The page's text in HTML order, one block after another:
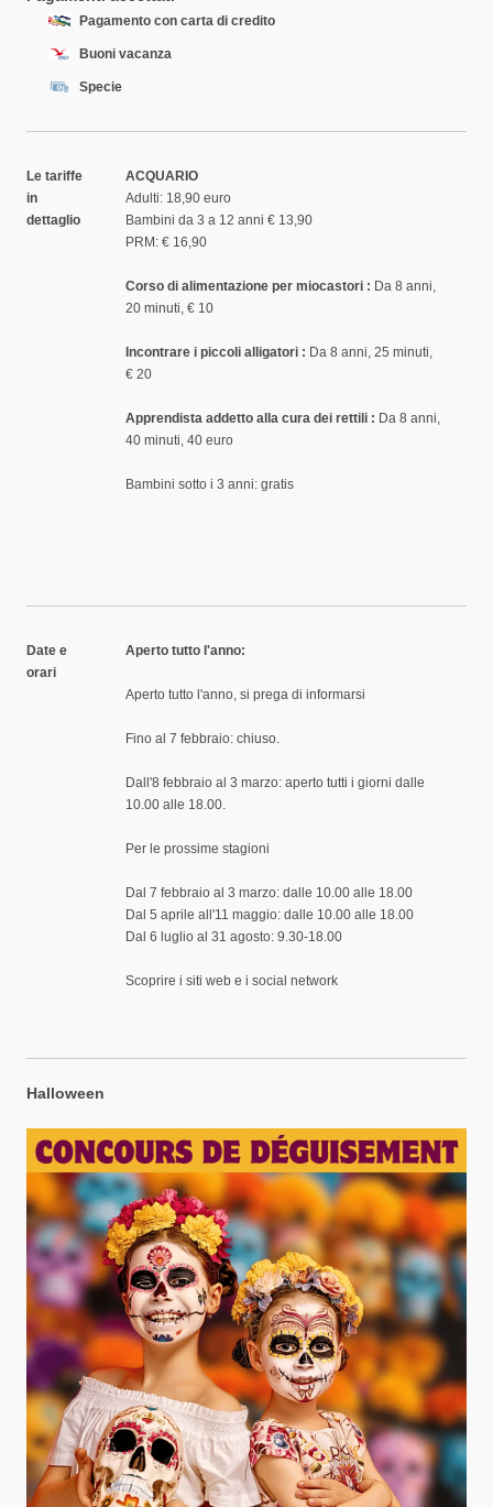
Pagamento con carta di credito
Buoni vacanza
Specie
Le tariffe
in
dettaglio
ACQUARIO
Adulti: 18,90 euro
Bambini da 3 a 12 anni € 13,90
PRM: € 16,90
Corso di alimentazione per miocastori : Da 8 anni,
20 minuti, € 10
Incontrare i piccoli alligatori : Da 8 anni, 25 minuti,
€ 20
Apprendista addetto alla cura dei rettili : Da 8 anni,
40 minuti, 40 euro
Bambini sotto i 3 anni: gratis
Date e
orari
Aperto tutto l'anno:
Aperto tutto l'anno, si prega di informarsi
Fino al 7 febbraio: chiuso.
Dall'8 febbraio al 3 marzo: aperto tutti i giorni dalle
10.00 alle 18.00.
Per le prossime stagioni
Dal 7 febbraio al 3 marzo: dalle 10.00 alle 18.00
Dal 5 aprile all'11 maggio: dalle 10.00 alle 18.00
Dal 6 luglio al 31 agosto: 9.30-18.00
Scoprire i siti web e i social network
Halloween